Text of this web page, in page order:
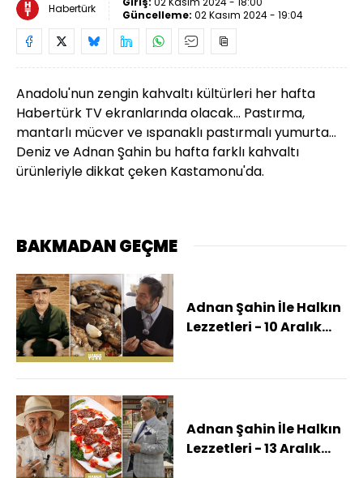
Habertürk
Güncelleme: 02 Kasım 2024 - 19:04
Anadolu'nun zengin kahvaltı kültürleri her hafta
Habertürk TV ekranlarında olacak... Pastırma,
mantarlı mücver ve ıspanaklı pastırmalı yumurta...
Deniz ve Adnan Şahin bu hafta farklı kahvaltı
ürünleriyle dikkat çeken Kastamonu'da.
BAKMADAN GEÇME
Adnan Şahin İle Halkın
Lezzetleri - 10 Aralık
Değiştiği Şehir
Adnan Şahin İle Halkın
Lezzetleri - 13 Aralık